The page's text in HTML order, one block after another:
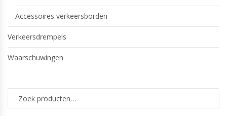
Accessoires verkeersborden
Verkeersdrempels
Waarschuwingen